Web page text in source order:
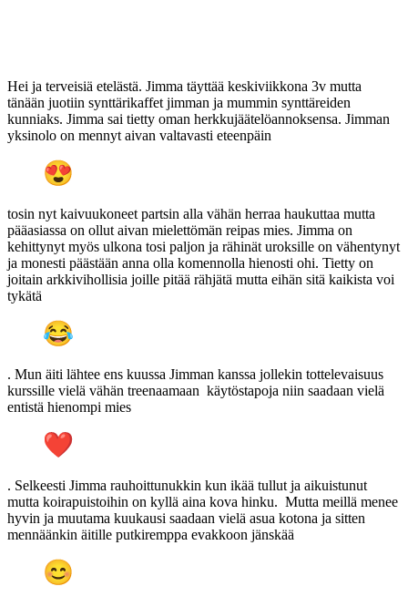
Hei ja terveisiä etelästä. Jimma täyttää keskiviikkona 3v mutta
tänään juotiin synttärikaffet jimman ja mummin synttäreiden
kunniaks. Jimma sai tietty oman herkkujäätelöannoksensa. Jimman
yksinolo on mennyt aivan valtavasti eteenpäin
tosin nyt kaivuukoneet partsin alla vähän herraa haukuttaa mutta
pääasiassa on ollut aivan mielettömän reipas mies. Jimma on
kehittynyt myös ulkona tosi paljon ja rähinät uroksille on vähentynyt
ja monesti päästään anna olla komennolla hienosti ohi. Tietty on
joitain arkkivihollisia joille pitää rähjätä mutta eihän sitä kaikista voi
tykätä
. Mun äiti lähtee ens kuussa Jimman kanssa jollekin tottelevaisuus
kurssille vielä vähän treenaamaan käytöstapoja niin saadaan vielä
entistä hienompi mies
. Selkeesti Jimma rauhoittunukkin kun ikää tullut ja aikuistunut
mutta koirapuistoihin on kyllä aina kova hinku. Mutta meillä menee
hyvin ja muutama kuukausi saadaan vielä asua kotona ja sitten
mennäänkin äitille putkiremppa evakkoon jänskää